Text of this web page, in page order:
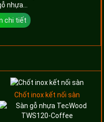
nhựa...
chi tiết
Chốt inox kết nối sàn